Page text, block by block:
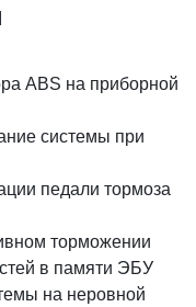
ABS на приборной
системы при
педали тормоза
торможении
в памяти ЭБУ
на неровной